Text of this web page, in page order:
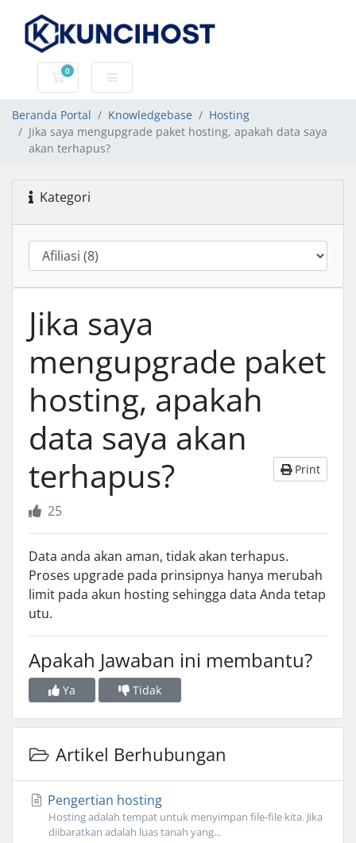
0
Keranjang Belanja
Beranda Portal Knowledgebase
Hosting
Jika saya mengupgrade paket hosting, apakah data saya
akan terhapus?
Kategori
Jika saya
mengupgrade paket
hosting, apakah
data saya akan
terhapus?
Print
25
Data anda akan aman, tidak akan terhapus.
Proses upgrade pada prinsipnya hanya merubah
limit pada akun hosting sehingga data Anda tetap
utu.
Apakah Jawaban ini membantu?
Ya Tidak
Artikel Berhubungan
Pengertian hosting
Hosting adalah tempat untuk menyimpan file-file kita. Jika
diibaratkan adalah luas tanah yang...